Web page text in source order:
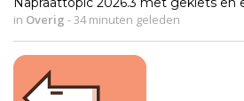
in Overig - 34 minuten geleden